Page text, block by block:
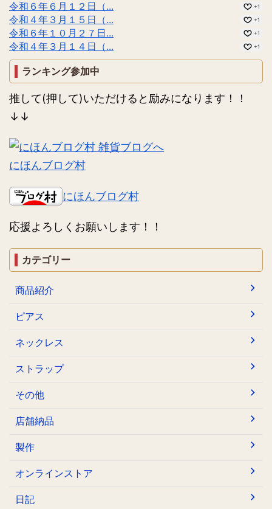
令和６年６月１２日（... +1
令和４年３月１５日（... +1
令和６年１０月２７日... +1
令和４年３月１４日（... +1
ランキング参加中
推して(押して)いただけると励みになります！！
↓↓
にほんブログ村
にほんブログ村
応援よろしくお願いします！！
カテゴリー
商品紹介
ピアス
ネックレス
ストラップ
その他
店舗納品
製作
オンラインストア
日記